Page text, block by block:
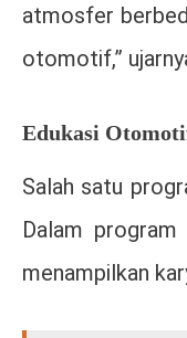
atmosfer
otomotif,”
Edukasi
Salah satu
Dalam program
menampilkan